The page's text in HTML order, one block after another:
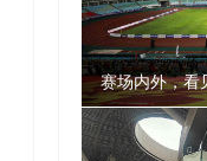
赛场内外，看